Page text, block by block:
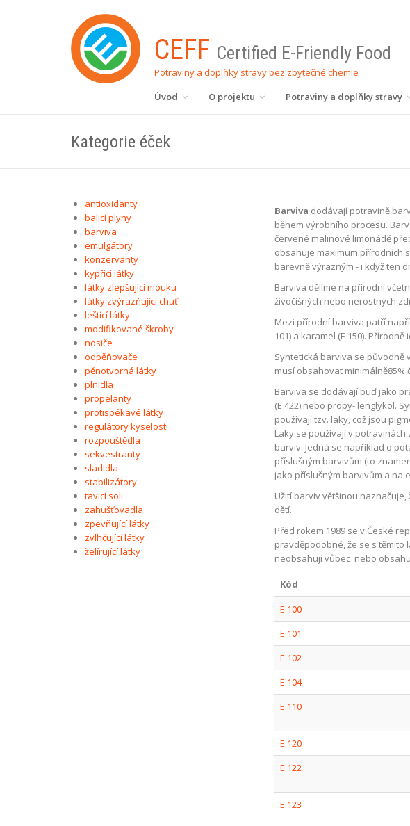
CEFF Certified E-Friendly Food
Potraviny a doplňky stravy bez zbytečné chemie
Úvod
O projektu Potraviny a doplňky stravy
Kategorie éček
antioxidanty
balicí plyny
barviva
emulgátory
konzervanty
kypřící látky
látky zlepšující mouku
látky zvýrazňující chuť
leštící látky
modifikované škroby
nosiče
odpěňovače
pěnotvorná látky
plnidla
propelanty
protispékavé látky
regulátory kyselosti
rozpouštědla
sekvestranty
sladidla
stabilizátory
tavicí soli
zahušťovadla
zpevňující látky
zvlhčující látky
želírující látky
Barviva dodávají potravině
během výrobního procesu.
červené malinové limonádě
obsahuje maximum přírodních
barevně výrazným - i když ten
Barviva dělíme na přírodní
živočišných nebo nerostných
Mezi přírodní barviva patří
101) a karamel (E 150).
Syntetická barviva se původně
musí obsahovat
Barviva se dodávají buď jako
(E 422) nebo propy- lenglykol.
používají tzv. laky, což jsou
Laky se používají v
barviv. Jedná se například o
příslušným barvivům (to
jako příslušným barvivům a na
Užití barviv většinou
dětí.
Před rokem 1989 se v České
pravděpodobné, že se s těmito
neobsahují vůbec nebo
Kód
E 100
E 101
E 102
E 104
E 110
E 120
E 122
E 123